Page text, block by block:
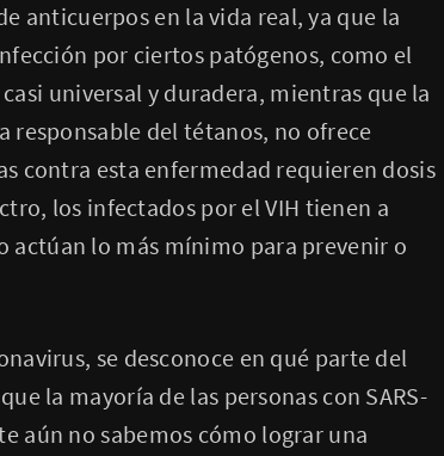
anticuerpos en la vida real, ya que la
por ciertos patógenos, como el
universal y duradera, mientras que la
responsable del tétanos, no ofrece
contra esta enfermedad requieren dosis
los infectados por el VIH tienen a
actúan lo más mínimo para prevenir o
se desconoce en qué parte del
la mayoría de las personas con SARS-
aún no sabemos cómo lograr una